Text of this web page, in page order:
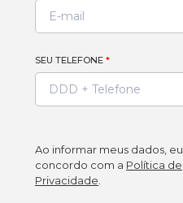
SEU TELEFONE *
Ao informar meus dados, eu
concordo com a Política de
Privacidade.